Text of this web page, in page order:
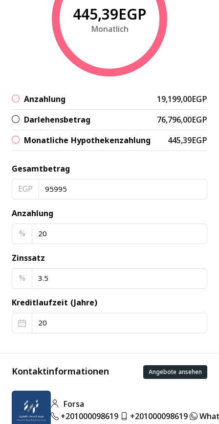
445,39EGP
Monatlich
Anzahlung
19,199,00EGP
Darlehensbetrag
76,796,00EGP
Monatliche Hypothekenzahlung
445,39EGP
Gesamtbetrag
EGP
Anzahlung
%
Zinssatz
%
Kreditlaufzeit (Jahre)
Kontaktinformationen Angebote ansehen
Forsa
+201000098619
+201000098619